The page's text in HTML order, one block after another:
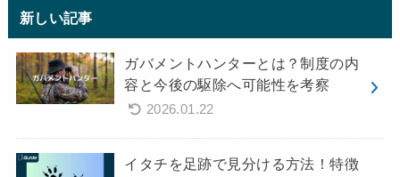
新しい記事
ガバメントハンターとは？制度の内
容と今後の駆除へ可能性を考察
2026.01.22
イタチを足跡で見分ける方法！特徴